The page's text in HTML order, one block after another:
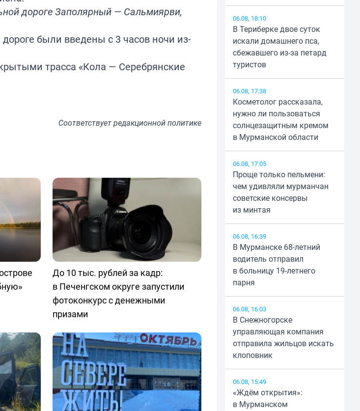
дороге Заполярный — Сальмиярви,
были введены с 3 часов ночи из-
трасса «Кола — Серебрянские
Соответствуетредакционной политике
До 10 тыс. рублей за кадр:
в Печенгском округе запустили
фотоконкурс с денежными
призами
06.08, 18:10
В Териберке двое суток
искали домашнего пса,
сбежавшего из-за петард
туристов
06.08, 17:38
Косметолог рассказала,
нужно ли пользоваться
солнцезащитным кремом
в Мурманской области
06.08, 17:05
Проще только пельмени:
чем удивляли мурманчан
советские консервы
из минтая
06.08, 16:39
В Мурманске 68-летний
водитель отправил
в больницу 19-летнего
парня
06.08, 16:03
В Снежногорске
управляющая компания
отправила жильцов искать
клоповник
06.08, 15:49
«Ждём открытия»:
в Мурманском